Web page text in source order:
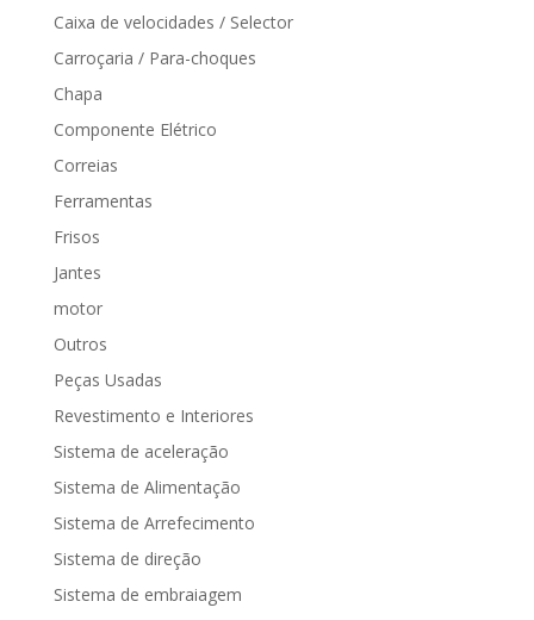
Caixa de velocidades / Selector
Carroçaria / Para-choques
Chapa
Componente Elétrico
Correias
Ferramentas
Frisos
Jantes
motor
Outros
Peças Usadas
Revestimento e Interiores
Sistema de aceleração
Sistema de Alimentação
Sistema de Arrefecimento
Sistema de direção
Sistema de embraiagem